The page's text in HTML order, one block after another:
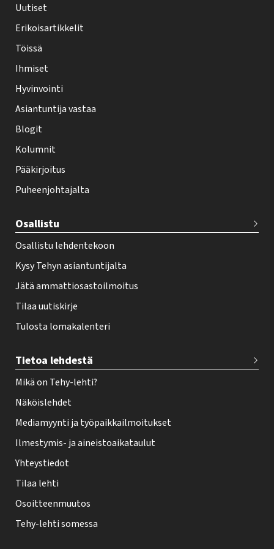
h
y
-
e
h
t
i
f
o
t
r
Uutiset
Erikoisartikkelit
Töissä
Ihmiset
Hyvinvointi
Asiantuntija vastaa
Blogit
Kolumnit
Pääkirjoitus
Puheenjohtajalta
Osallistu
Osallistu lehdentekoon
Kysy Tehyn asiantuntijalta
Jätä ammattiosastoilmoitus
Tilaa uutiskirje
Tulosta lomakalenteri
Tietoa lehdestä
Mikä on Tehy-lehti?
Näköislehdet
Mediamyynti ja työpaikkailmoitukset
Ilmestymis- ja aineistoaikataulut
Yhteystiedot
Tilaa lehti
Osoitteenmuutos
Tehy-lehti somessa